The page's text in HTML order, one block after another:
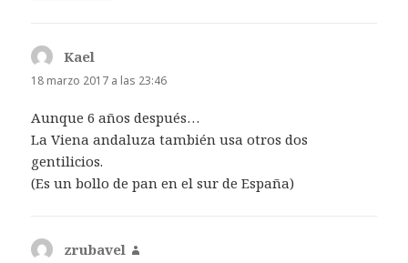
Kael
18 marzo 2017 a las 23:46
Aunque 6 años después…
La Viena andaluza también usa otros dos
gentilicios.
(Es un bollo de pan en el sur de España)
zrubavel